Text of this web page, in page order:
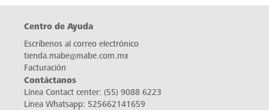
Centro de Ayuda
Escríbenos al correo electrónico
tienda.mabe@mabe.com.mx
Facturación
Contáctanos
Línea Contact center: (55) 9088 6223
Línea Whatsapp: 525662141659